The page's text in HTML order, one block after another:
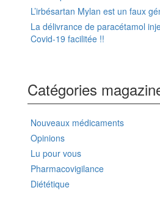
L’irbésartan Mylan est un faux
La délivrance de paracétamol
Covid-19 facilitée !!
Catégories
Nouveaux médicaments
Opinions
Lu pour vous
Pharmacovigilance
Diététique